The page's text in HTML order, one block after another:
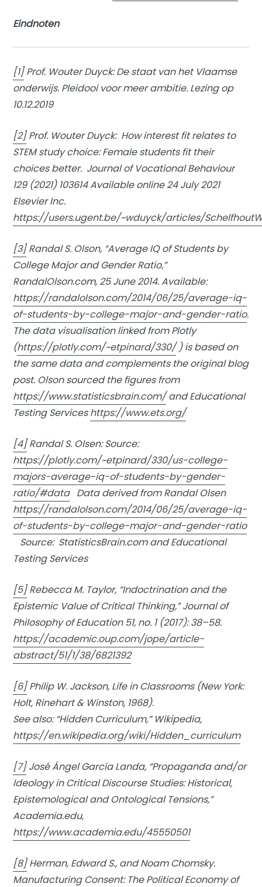
Eindnoten
[1]Prof. Wouter Duyck:De staat van het Vlaamse
onderwijs. Pleidooi voor meer ambitie. Lezing op
10.12.2019
[2]Prof. Wouter Duyck: How interest fit relates to
STEM study choice: Female students fit their
choices better. Journal of Vocational Behaviour
129 (2021) 103614 Available online 24 July 2021
Elsevier Inc.
https://users.ugent.be/~wduyck/articles/
[3]Randal S. Olson, “Average IQ of Students by
College Major and Gender Ratio,”
RandalOlson.com, 25 June 2014. Available:
https://randalolson.com/2014/06/25/average-iq-
of-students-by-college-major-and-gender-ratio.
The data visualisation linked from Plotly
(https://plotly.com/~etpinard/330/) is based on
the same data and complements the original blog
post. Olson sourced the figures from
https://www.statisticsbrain.com/and Educational
Testing Serviceshttps://www.ets.org/
[4]Randal S. Olsen: Source:
https://plotly.com/~etpinard/330/us-college-
majors-average-iq-of-students-by-gender-
ratio/#dataData derived from Randal Olsen
https://randalolson.com/2014/06/25/average-iq-
of-students-by-college-major-and-gender-ratio
Source: StatisticsBrain.com and Educational
Testing Services
[5]Rebecca M. Taylor, “Indoctrination and the
Epistemic Value of Critical Thinking,” Journal of
Philosophy of Education 51, no. 1 (2017): 38–58.
https://academic.oup.com/jope/article-
abstract/51/1/38/6821392
[6]Philip W. Jackson, Life in Classrooms (New York:
Holt, Rinehart & Winston, 1968).
See also: “Hidden Curriculum,” Wikipedia,
https://en.wikipedia.org/wiki/Hidden_curriculum
[7]José Ángel García Landa, “Propaganda and/or
Ideology in Critical Discourse Studies: Historical,
Epistemological and Ontological Tensions,”
Academia.edu,
https://www.academia.edu/45550501
[8]Herman, Edward S., and Noam Chomsky.
Manufacturing Consent: The Political Economy of